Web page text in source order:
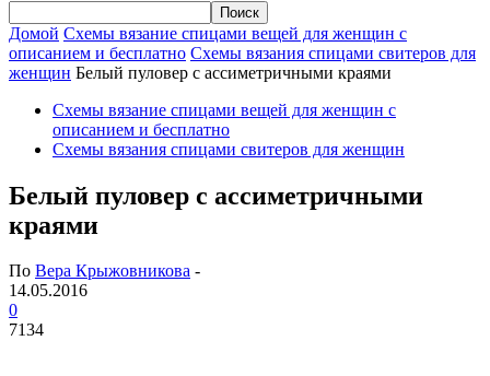
Домой Схемы вязание спицами вещей для женщин с
описанием и бесплатно Схемы вязания спицами свитеров для
женщин Белый пуловер с ассиметричными краями
Схемы вязание спицами вещей для женщин с
описанием и бесплатно
Схемы вязания спицами свитеров для женщин
Белый пуловер с ассиметричными
краями
По Вера Крыжовникова -
14.05.2016
0
7134